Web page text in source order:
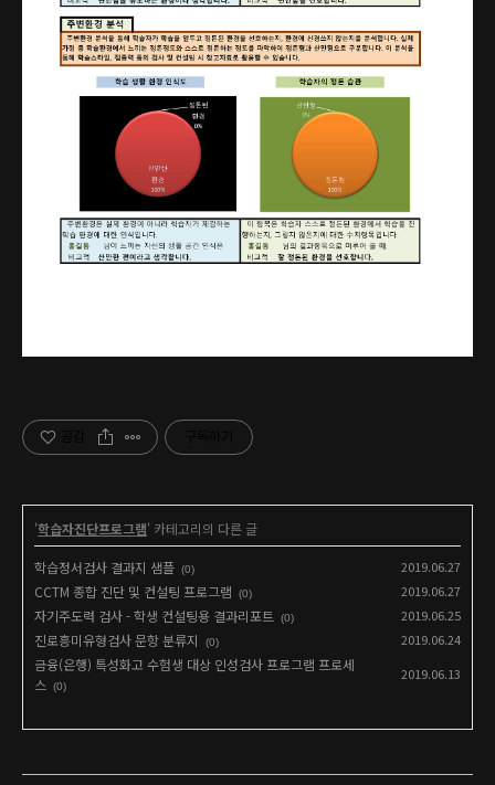
'학습자진단프로그램' 카테고리의 다른 글
학습정서검사 결과지 샘플 (0) 2019.06.27
CCTM 종합 진단 및 컨설팅 프로그램 (0) 2019.06.27
자기주도력 검사 - 학생 컨설팅용 결과리포트 (0) 2019.06.25
진로흥미유형검사 문항 분류지 (0) 2019.06.24
금융(은행) 특성화고 수험생 대상 인성검사 프로그램 프로세
스
(0)
2019.06.13